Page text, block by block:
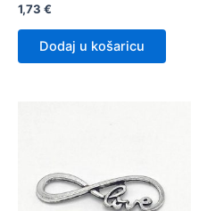
1,73 €
Dodaj u košaricu